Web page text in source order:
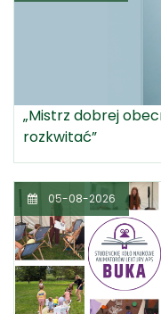
„Mistrz dobrej
rozkwitać”
05-08-2026